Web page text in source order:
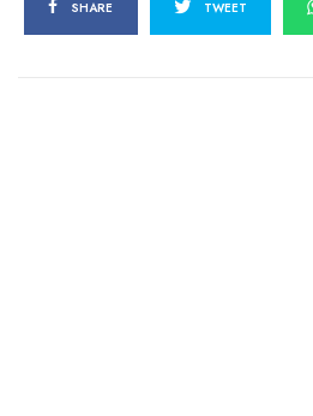
SHARE TWEET